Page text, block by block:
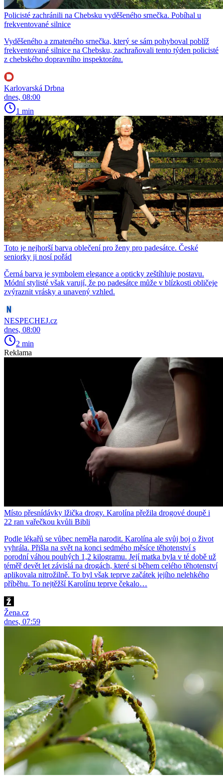
Policisté zachránili na Chebsku vyděšeného srnečka. Pobíhal u
frekventované silnice
Vyděšeného a zmateného srnečka, který se sám pohyboval poblíž
frekventované silnice na Chebsku, zachraňovali tento týden policisté
z chebského dopravního inspektorátu.
Karlovarská Drbna
dnes, 08:00
1 min
Toto je nejhorší barva oblečení pro ženy pro padesátce. České
seniorky ji nosí pořád
Černá barva je symbolem elegance a opticky zeštíhluje postavu.
Módní stylisté však varují, že po padesátce může v blízkosti obličeje
zvýraznit vrásky a unavený vzhled.
NESPECHEJ.cz
dnes, 08:00
2 min
Reklama
Místo přesnídávky lžička drogy. Karolína přežila drogové doupě i
22 ran vařečkou kvůli Bibli
Podle lékařů se vůbec neměla narodit. Karolína ale svůj boj o život
vyhrála. Přišla na svět na konci sedmého měsíce těhotenství s
porodní váhou pouhých 1,2 kilogramu. Její matka byla v té době už
téměř devět let závislá na drogách, které si během celého těhotenství
aplikovala nitrožilně. To byl však teprve začátek jejího nelehkého
příběhu. To nejtěžší Karolínu teprve čekalo…
Žena.cz
dnes, 07:59